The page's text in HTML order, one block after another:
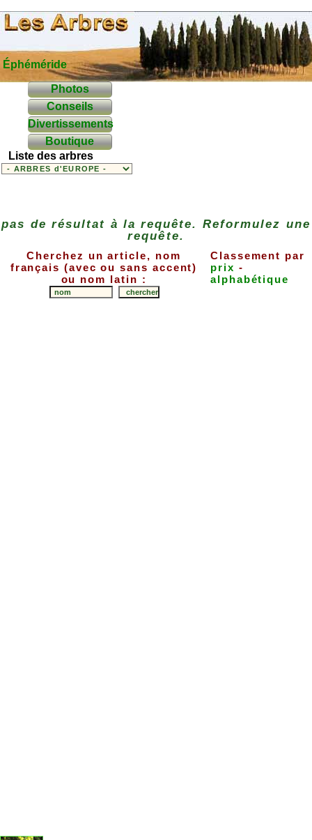
Éphéméride
Photos
Conseils
Divertissements
Boutique
Liste des arbres
pas de résultat à la requête. Reformulez une
requête.
Cherchez un article, nom
français (avec ou sans accent)
ou nom latin :
Classement par
prix -
alphabétique